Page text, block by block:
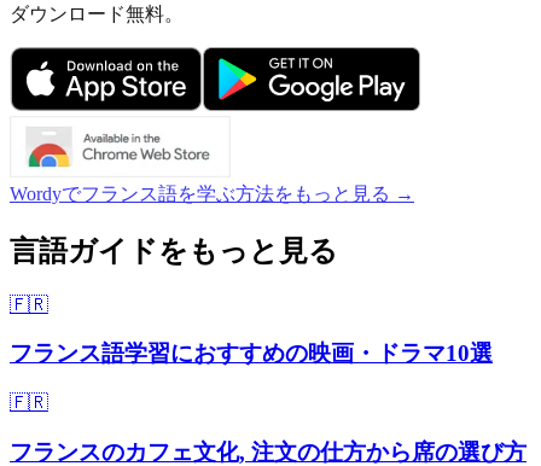
ダウンロード無料。
Wordyでフランス語を学ぶ方法をもっと見る →
言語ガイドをもっと見る
🇫🇷
フランス語学習におすすめの映画・ドラマ10選
🇫🇷
フランスのカフェ文化, 注文の仕方から席の選び方